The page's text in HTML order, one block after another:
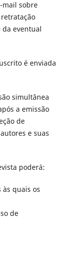
mail sobre
da eventual
é enviada
simultânea
a emissão
de
e suas
poderá:
quais os
de